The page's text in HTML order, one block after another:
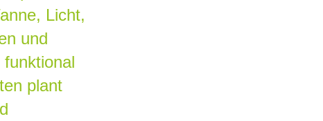
Licht,
und
plant